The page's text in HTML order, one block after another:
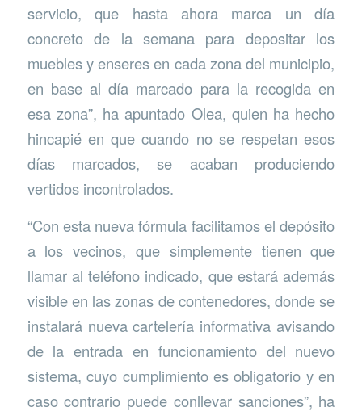
servicio, que hasta ahora marca un día
concreto de la semana para depositar los
muebles y enseres en cada zona del municipio,
en base al día marcado para la recogida en
esa zona”, ha apuntado Olea, quien ha hecho
hincapié en que cuando no se respetan esos
días marcados, se acaban produciendo
vertidos incontrolados.
“Con esta nueva fórmula facilitamos el depósito
a los vecinos, que simplemente tienen que
llamar al teléfono indicado, que estará además
visible en las zonas de contenedores, donde se
instalará nueva cartelería informativa avisando
de la entrada en funcionamiento del nuevo
sistema, cuyo cumplimiento es obligatorio y en
caso contrario puede conllevar sanciones”, ha